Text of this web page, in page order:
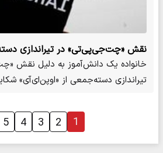
نقش «چت‌جی‌پی‌تی» در تیراندازی
کانادایی
خانواده یک دانش‌آموز به دلیل نقش
تیراندازی دسته‌جمعی از «اوپن‌ای‌آی»
1
2
3
4
5